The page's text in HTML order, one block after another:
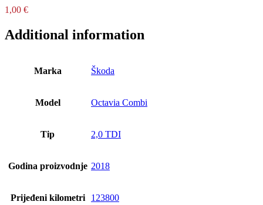
1,00 €
Additional information
Marka Škoda
Model Octavia Combi
Tip 2,0 TDI
Godina proizvodnje 2018
Prijeđeni kilometri 123800